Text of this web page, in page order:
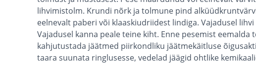
lihvimistolm. Krundi nõrk ja tolmune pind
eelnevalt paberi või klaaskiudriidest lindiga. Vajadusel
Vajadusel kanna peale teine kiht. Enne pesemist
kahjutustada jäätmed piirkondliku jäätmekäitluse
taara suunata ringlusesse, vedelad jäägid ohtlike